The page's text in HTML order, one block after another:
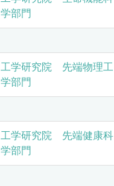
学部門
工学研究院 先端物理工
学部門
工学研究院 先端健康科
学部門